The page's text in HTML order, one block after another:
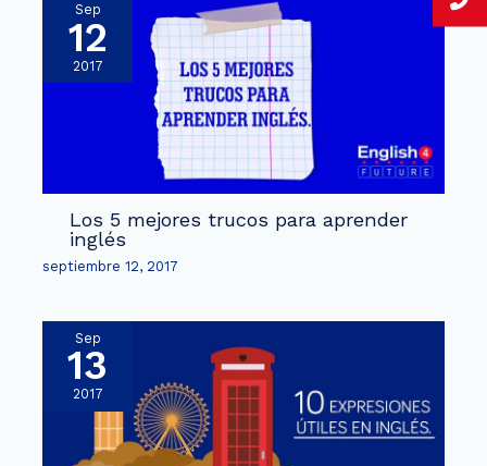
Sep
12
2017
Los 5 mejores trucos para aprender
inglés
septiembre 12, 2017
Sep
13
2017